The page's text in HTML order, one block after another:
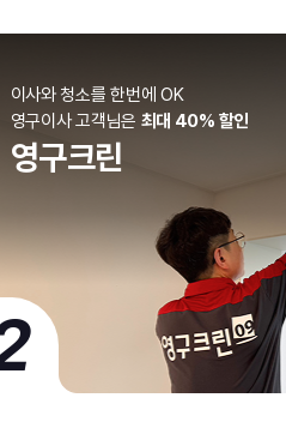
이사와 청소를 한번에 OK
영구이사 고객님은 최대 40% 할인
영구크린